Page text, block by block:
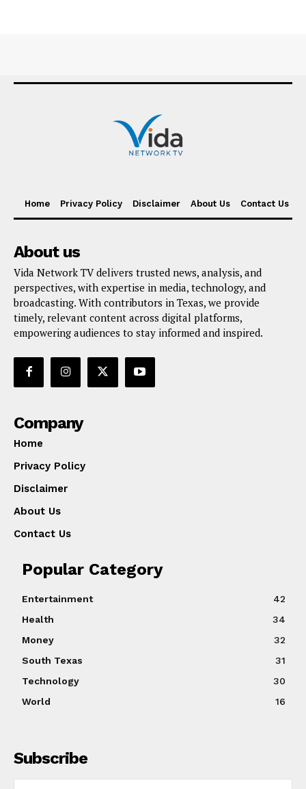
Home Privacy Policy Disclaimer About Us Contact Us
About us
Vida Network TV delivers trusted news, analysis, and
perspectives, with expertise in media, technology, and
broadcasting. With contributors in Texas, we provide
timely, relevant content across digital platforms,
empowering audiences to stay informed and inspired.
Company
Home
Privacy Policy
Disclaimer
About Us
Contact Us
Popular Category
Entertainment
42
Health
34
Money
32
South Texas
31
Technology
30
World
16
Subscribe